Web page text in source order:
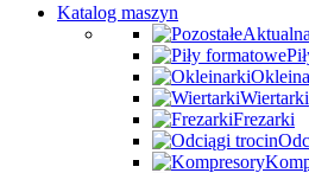
Katalog maszyn
Wiertarki
Frezarki